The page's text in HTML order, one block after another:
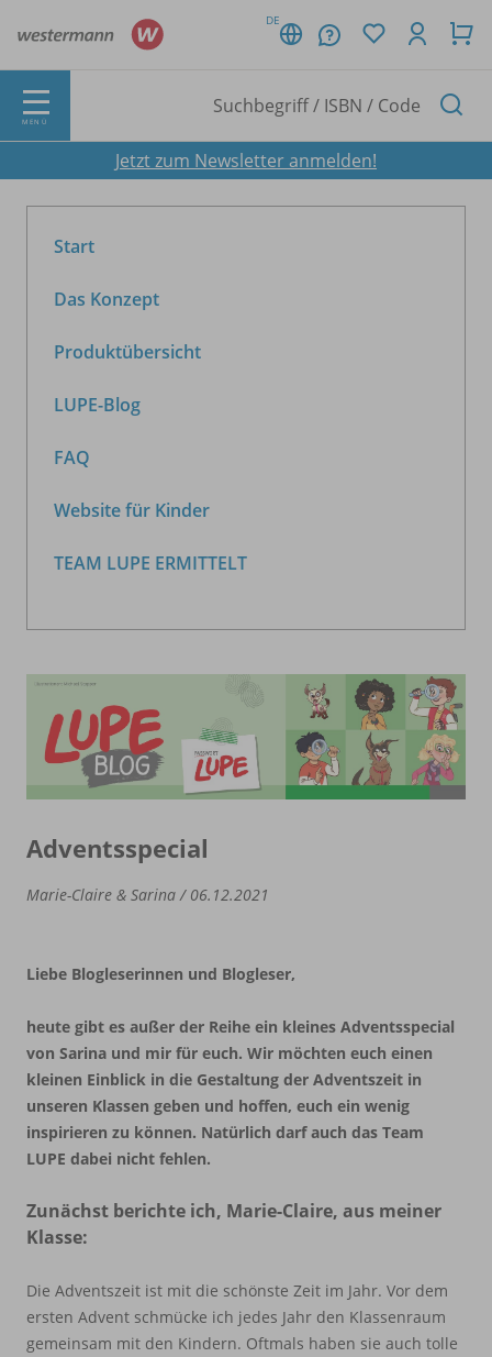
DE
MENÜ
Jetzt zum Newsletter anmelden!
Start
Das Konzept
Produktübersicht
LUPE-Blog
FAQ
Website für Kinder
TEAM LUPE ERMITTELT
Adventsspecial
Marie-Claire & Sarina / 06.12.2021
Liebe Blogleserinnen und Blogleser,
heute gibt es außer der Reihe ein kleines Adventsspecial
von Sarina und mir für euch. Wir möchten euch einen
kleinen Einblick in die Gestaltung der Adventszeit in
unseren Klassen geben und hoffen, euch ein wenig
inspirieren zu können. Natürlich darf auch das Team
LUPE dabei nicht fehlen.
Zunächst berichte ich, Marie-Claire, aus meiner
Klasse:
Die Adventszeit ist mit die schönste Zeit im Jahr. Vor dem
ersten Advent schmücke ich jedes Jahr den Klassenraum
gemeinsam mit den Kindern. Oftmals haben sie auch tolle